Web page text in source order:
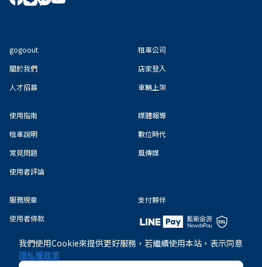
gogoout
關於我們
人才招募
租車公司
店家登入
車輛上架
使用指南
租車說明
常見問題
使用者評論
媒體報導
數位時代
風傳媒
服務規章
使用者條款
支付夥伴
我們使用Cookie來提供更好服務，若繼續使用本站，表示同意
隱私權政策